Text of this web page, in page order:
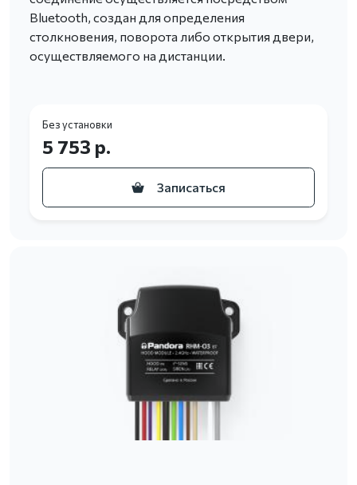
Bluetooth, создан для определения
столкновения, поворота либо открытия двери,
осуществляемого на дистанции.
Без установки
5 753 р.
Записаться